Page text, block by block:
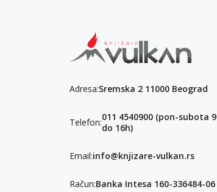
Adresa:Sremska 2 11000 Beograd
Telefon:011 4540900 (pon-subota 9
do 16h)
Email:info@knjizare-vulkan.rs
Račun:Banka Intesa 160-336484-06